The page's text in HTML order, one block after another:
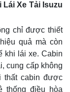
Lái Xe Tải Isuzu
chỉ được thiết
quả mà còn
khi lái xe. Cabin
cung cấp không
thất cabin được
thống điều hòa